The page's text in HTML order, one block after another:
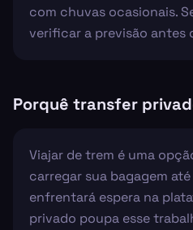
com chuvas ocasionais.
verificar a previsão antes
Porquê transfer
Viajar de trem é uma
carregar sua bagagem
enfrentará espera na
privado poupa esse